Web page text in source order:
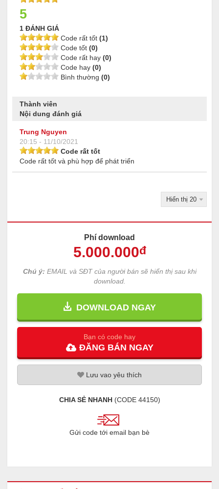
5
1 ĐÁNH GIÁ
Code rất tốt (1)
Code tốt (0)
Code rất hay (0)
Code hay (0)
Bình thường (0)
Thành viên
Nội dung đánh giá
Trung Nguyen
20:15 - 11/10/2021
Code rất tốt
Code rất tốt và phù hợp để phát triển
Phí download
5.000.000đ
Chú ý: EMAIL và SĐT của người bán sẽ hiển thị sau khi
download.
DOWNLOAD NGAY
Bạn có code hay
ĐĂNG BÁN NGAY
Lưu vao yêu thích
CHIA SẺ NHANH(CODE 44150)
Gửi code tới email bạn bè